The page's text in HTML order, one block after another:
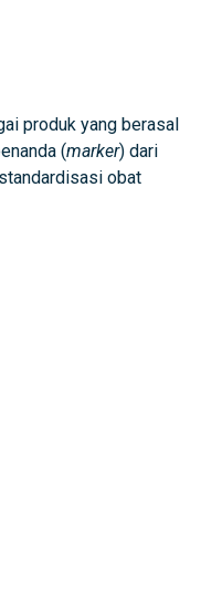
produk yang berasal
(marker) dari
obat